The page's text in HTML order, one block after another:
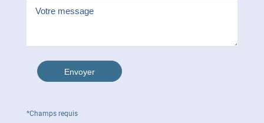
*Champs requis